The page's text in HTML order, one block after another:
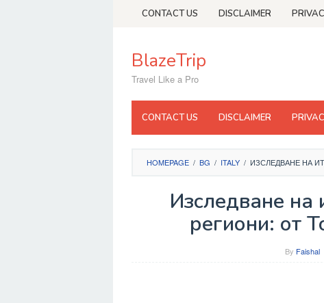
CONTACT US DISCLAIMER
BlazeTrip
Travel Like a Pro
CONTACT US DISCLAIMER
HOMEPAGE / BG / ITALY / ИЗСЛЕДВАНЕ НА
Изследване на
региони: от
By Faishal